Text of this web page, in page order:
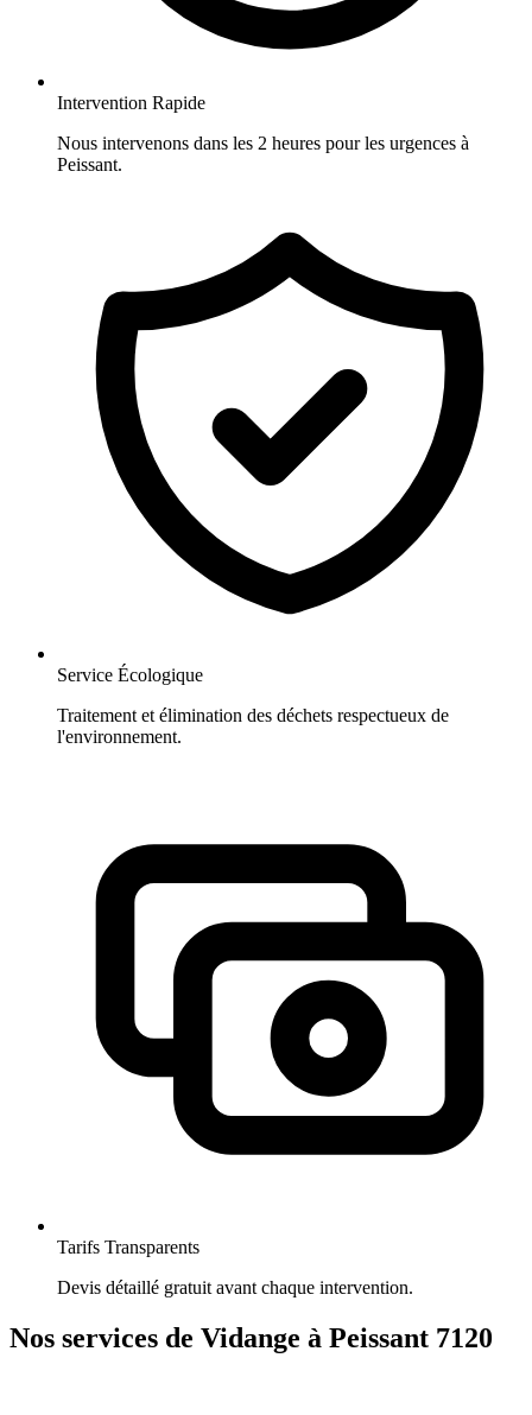
Intervention Rapide
Nous intervenons dans les 2 heures pour les urgences à
Peissant.
Service Écologique
Traitement et élimination des déchets respectueux de
l'environnement.
Tarifs Transparents
Devis détaillé gratuit avant chaque intervention.
Nos services de Vidange à Peissant 7120